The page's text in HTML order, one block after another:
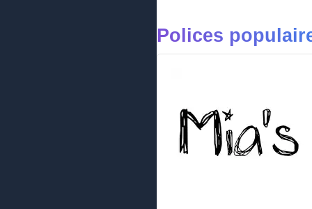
Polices